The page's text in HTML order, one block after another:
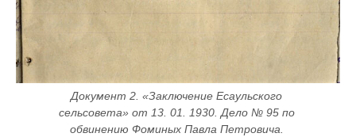
Документ 2. «Заключение Есаульского
сельсовета» от 13. 01. 1930. Дело № 95 по
обвинению Фоминых Павла Петровича.